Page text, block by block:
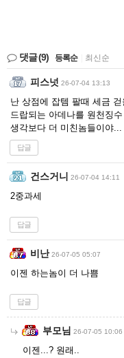
댓글(9) 등록순 최신순
피스넛 26-07-04 13:13
난 상점에 잡템 팔때 세금 걷
드랍되는 아데나를 원천징
생각보다 더 미친놈들이야...
답글
건스거니 26-07-04 14:11
2중과세
답글
비난 26-07-05 05:07
이젠 하는놈이 더 나쁨
답글
부모님 26-07-05 10:06
이젠...? 원래..